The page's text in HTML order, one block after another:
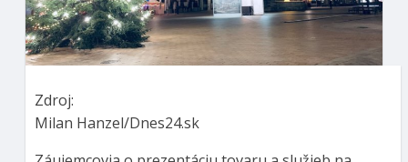
Zdroj:
Milan Hanzel/Dnes24.sk